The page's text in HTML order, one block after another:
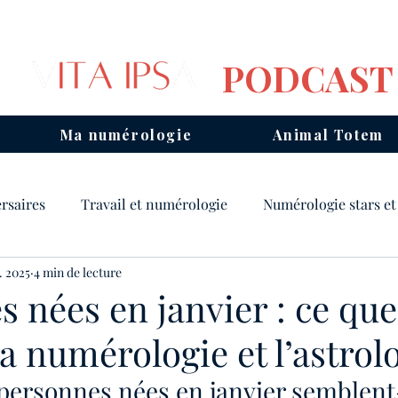
PODCAST
Ma numérologie Animal Totem
Travail et numérologie Numérologie stars
Mantras
Consulter un numérologue Année personnelle
nées en janvier : ce que
numérologie et
2025 4 min de lecture
nées en janvier